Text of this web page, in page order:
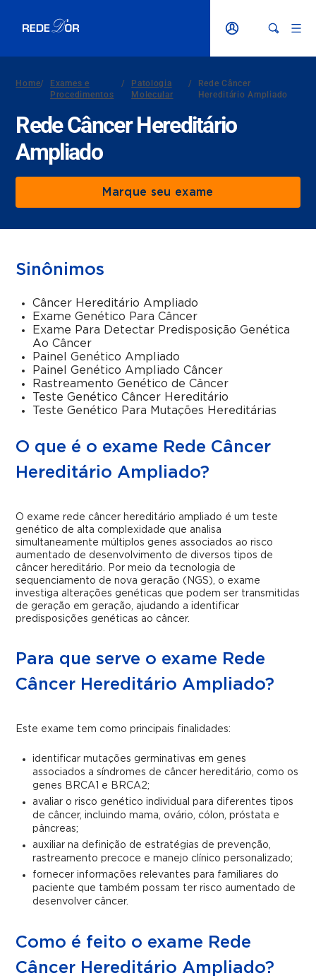
Home/
Exames e
Procedimentos
/
Patologia
Molecular
/
Rede Câncer
Hereditário Ampliado
Rede Câncer Hereditário
Ampliado
Marque seu exame
Sinônimos
Câncer Hereditário Ampliado
Exame Genético Para Câncer
Exame Para Detectar Predisposição Genética
Ao Câncer
Painel Genético Ampliado
Painel Genético Ampliado Câncer
Rastreamento Genético de Câncer
Teste Genético Câncer Hereditário
Teste Genético Para Mutações Hereditárias
O que é o exame Rede Câncer
Hereditário Ampliado?
O exame rede câncer hereditário ampliado é um teste
genético de alta complexidade que analisa
simultaneamente múltiplos genes associados ao risco
aumentado de desenvolvimento de diversos tipos de
câncer hereditário. Por meio da tecnologia de
sequenciamento de nova geração (NGS), o exame
investiga alterações genéticas que podem ser transmitidas
de geração em geração, ajudando a identificar
predisposições genéticas ao câncer.
Para que serve o exame Rede
Câncer Hereditário Ampliado?
Este exame tem como principais finalidades:
identificar mutações germinativas em genes
associados a síndromes de câncer hereditário, como os
genes BRCA1 e BRCA2;
avaliar o risco genético individual para diferentes tipos
de câncer, incluindo mama, ovário, cólon, próstata e
pâncreas;
auxiliar na definição de estratégias de prevenção,
rastreamento precoce e manejo clínico personalizado;
fornecer informações relevantes para familiares do
paciente que também possam ter risco aumentado de
desenvolver câncer.
Como é feito o exame Rede
Câncer Hereditário Ampliado?